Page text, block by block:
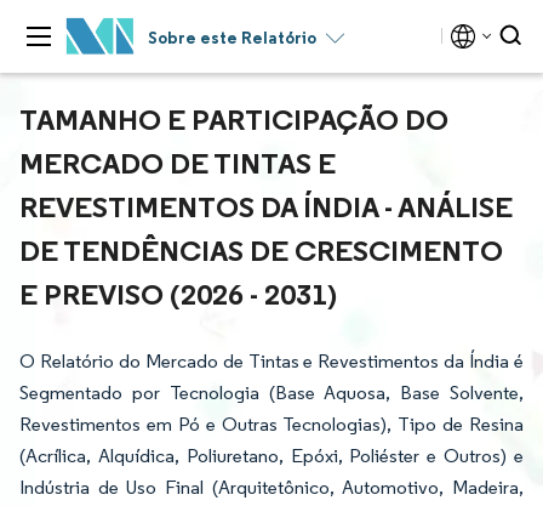
Sobre este Relatório
TAMANHO E PARTICIPAÇÃO DO
MERCADO DE TINTAS E
REVESTIMENTOS DA ÍNDIA - ANÁLISE
DE TENDÊNCIAS DE CRESCIMENTO
E PREVISO (2026 - 2031)
O Relatório do Mercado de Tintas e Revestimentos da Índia é
Segmentado por Tecnologia (Base Aquosa, Base Solvente,
Revestimentos em Pó e Outras Tecnologias), Tipo de Resina
(Acrílica, Alquídica, Poliuretano, Epóxi, Poliéster e Outros) e
Indústria de Uso Final (Arquitetônico, Automotivo, Madeira,